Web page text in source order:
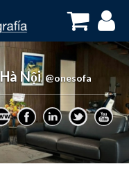
Nội, @onesofa